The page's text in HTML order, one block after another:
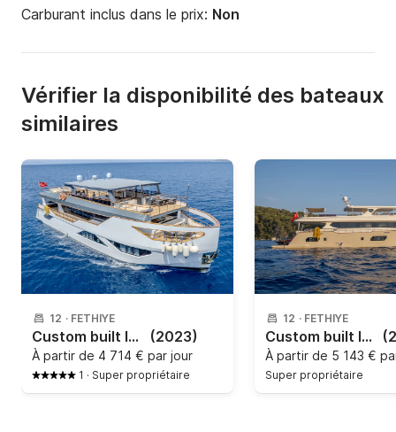
Carburant inclus dans le prix: Non
Vérifier la disponibilité des bateaux
similaires
12 · FETHIYE
Custom built luxury motor yacht - trawler with a capacity of 12 people (2023)
À partir de 4 714 € par jour
1 · Super propriétaire
12 · FETHIYE
Custom built luxury motor yacht - 2024
À partir de 5 143 €
Super propriétaire